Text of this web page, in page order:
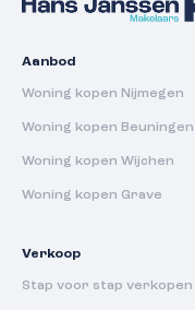
Aanbod
Woning kopen Nijmegen
Woning kopen Beuningen
Woning kopen Wijchen
Woning kopen Grave
Verkoop
Stap voor stap verkopen